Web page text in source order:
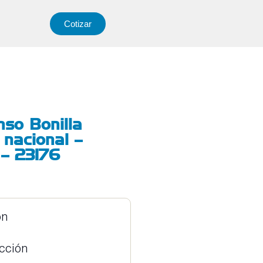
Cotizar
Bonilla
–
23176